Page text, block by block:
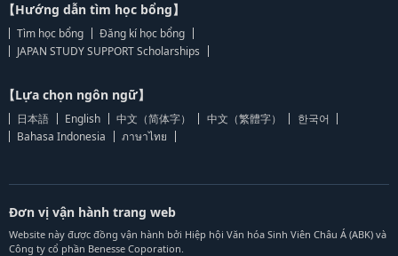
【Hướng dẫn tìm học bổng】
Tìm học bổng
Đăng kí học bổng
JAPAN STUDY SUPPORT Scholarships
【Lựa chọn ngôn ngữ】
日本語 English 中文（简体字） 中文（繁體字）
한국어
Bahasa Indonesia
ภาษาไทย
Đơn vị vận hành trang web
Website này được đồng vận hành bởi Hiệp hội Văn hóa Sinh Viên Châu Á (ABK) và
Công ty cổ phần Benesse Coporation.